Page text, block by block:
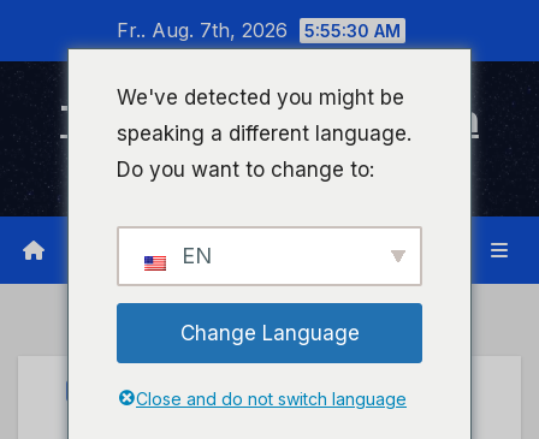
wechseln
Fr.. Aug. 7th, 2026 5:55:30 AM
Timeline Bad Kreuznach
Infonetzwerk für Bad Kreuznach
PRESSEPORTAL
We've detected you might be
speaking a different language.
Do you want to change to:
EN
Change Language
Close and do not switch language